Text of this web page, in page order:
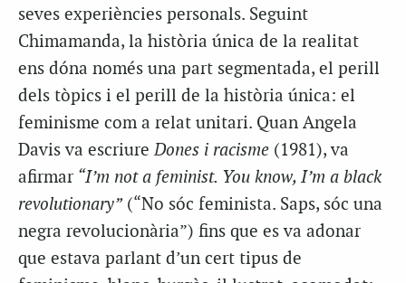
seves experiències personals. Seguint
Chimamanda, la història única de la realitat
ens dóna només una part segmentada, el perill
dels tòpics i el perill de la història única: el
feminisme com a relat unitari. Quan Angela
Davis va escriureDones i racisme (1981), va
afirmar “I’m not a feminist. You know, I’m a black
revolutionary”(“No sóc feminista. Saps, sóc una
negra revolucionària”) fins que es va adonar
que estava parlant d’un cert tipus de